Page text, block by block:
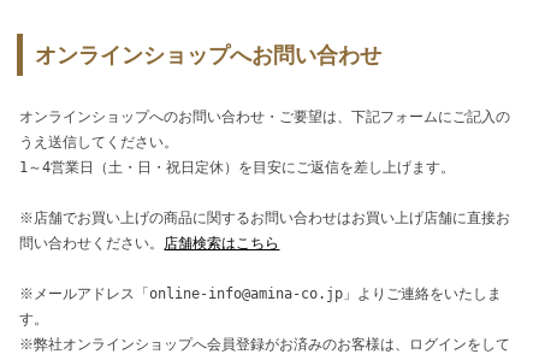
オンラインショップへお問い合わせ
オンラインショップへのお問い合わせ・ご要望は、下記フォームにご記入の
うえ送信してください。
1～4営業日（土・日・祝日定休）を目安にご返信を差し上げます。
※店舗でお買い上げの商品に関するお問い合わせはお買い上げ店舗に直接お
問い合わせください。 店舗検索はこちら
※メールアドレス「online-info@amina-co.jp」よりご連絡をいたしま
す。
※弊社オンラインショップへ会員登録がお済みのお客様は、ログインをして